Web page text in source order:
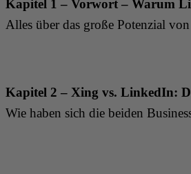
Kapitel 1 – Vorwort – Warum
Alles über das große Potenzial
Kapitel 2 – Xing vs. LinkedIn:
Wie haben sich die beiden